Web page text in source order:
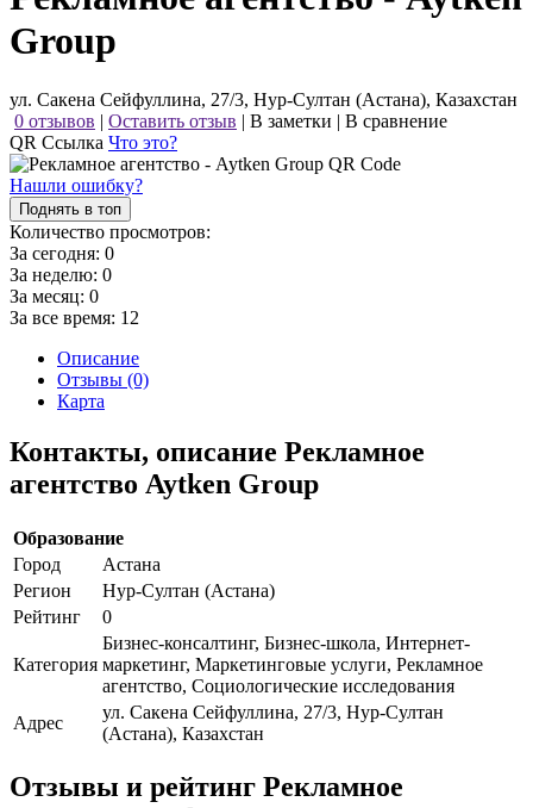
Group
ул. Сакена Сейфуллина, 27/3, Нур-Султан (Астана), Казахстан
0 отзывов | Оставить отзыв | В заметки | В сравнение
QR Ссылка Что это?
Нашли ошибку?
Поднять в топ
Количество просмотров:
За сегодня: 0
За неделю: 0
За месяц: 0
За все время: 12
Описание
Отзывы (0)
Карта
Контакты, описание Рекламное
агентство Aytken Group
Образование
Город
Астана
Регион
Нур-Султан (Астана)
Рейтинг
0
Категория
Бизнес-консалтинг, Бизнес-школа, Интернет-
маркетинг, Маркетинговые услуги, Рекламное
агентство, Социологические исследования
Адрес
ул. Сакена Сейфуллина, 27/3, Нур-Султан
(Астана), Казахстан
Отзывы и рейтинг Рекламное